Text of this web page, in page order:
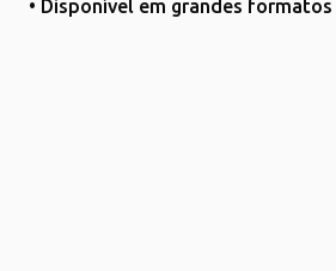
• Disponível em grandes